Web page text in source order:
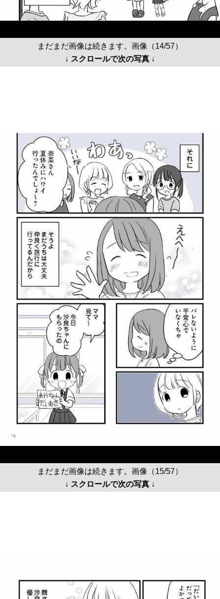
まだまだ画像は続きます。画像（14/57）
↓ スクロールで次の写真 ↓
まだまだ画像は続きます。画像（15/57）
↓ スクロールで次の写真 ↓